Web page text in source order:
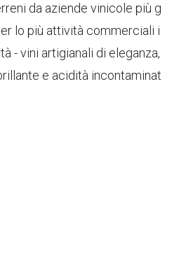
da aziende vinicole più g
lo più attività commerciali i
- vini artigianali di eleganza,
e acidità incontaminat